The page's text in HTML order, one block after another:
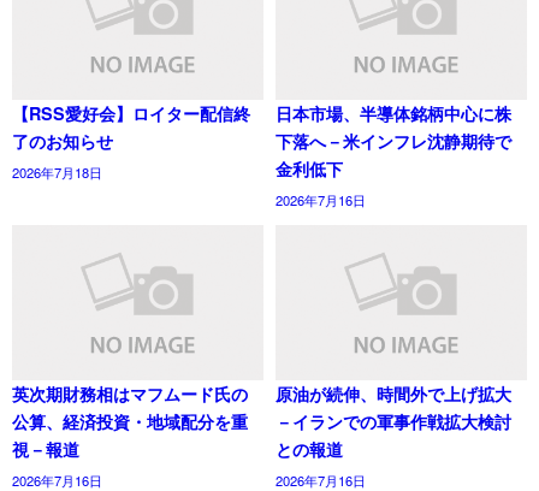
【RSS愛好会】ロイター配信終
了のお知らせ
2026年7月18日
日本市場、半導体銘柄中心に株
下落へ－米インフレ沈静期待で
金利低下
2026年7月16日
英次期財務相はマフムード氏の
公算、経済投資・地域配分を重
視－報道
2026年7月16日
原油が続伸、時間外で上げ拡大
－イランでの軍事作戦拡大検討
との報道
2026年7月16日